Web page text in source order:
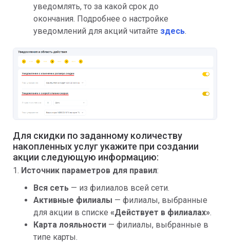
уведомлять, то за какой срок до
окончания. Подробнее о настройке
уведомлений для акций читайте здесь.
Для скидки по заданному количеству
накопленных услуг укажите при создании
акции следующую информацию:
1. Источник параметров для правил:
Вся сеть — из филиалов всей сети.
Активные филиалы — филиалы, выбранные
для акции в списке «Действует в филиалах».
Карта лояльности — филиалы, выбранные в
типе карты.